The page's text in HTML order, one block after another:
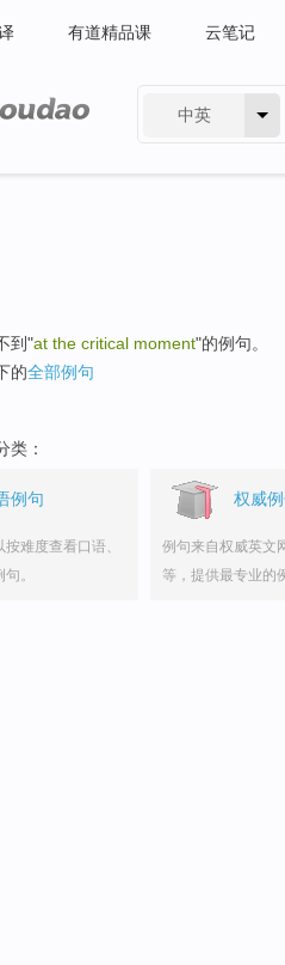
有道精品课 云笔记
中英
到"at the critical moment"的例句。
的全部例句
类：
例句
难度查看口语、
。
权威
例句来自权威英文
等，提供最专业的